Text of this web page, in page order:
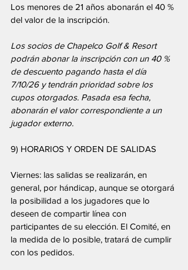
Los menores de 21 años abonarán el 40 %
del valor de la inscripción.
Los socios de Chapelco Golf & Resort
podrán abonar la inscripción con un 40 %
de descuento pagando hasta el día
7/10/26 y tendrán prioridad sobre los
cupos otorgados. Pasada esa fecha,
abonarán el valor correspondiente a un
jugador externo.
9) HORARIOS Y ORDEN DE SALIDAS
Viernes: las salidas se realizarán, en
general, por hándicap, aunque se otorgará
la posibilidad a los jugadores que lo
deseen de compartir línea con
participantes de su elección. El Comité, en
la medida de lo posible, tratará de cumplir
con los pedidos.